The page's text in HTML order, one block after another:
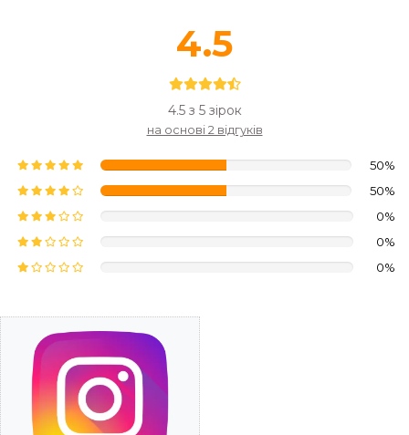
4.5
4.5 з 5 зірок
на основі 2 відгуків
50%
50%
0%
0%
0%